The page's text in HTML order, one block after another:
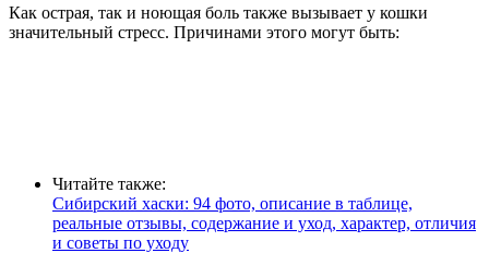
Как острая, так и ноющая боль также вызывает у кошки
значительный стресс. Причинами этого могут быть:
Читайте также:
Сибирский хаски: 94 фото, описание в таблице,
реальные отзывы, содержание и уход, характер, отличия
и советы по уходу